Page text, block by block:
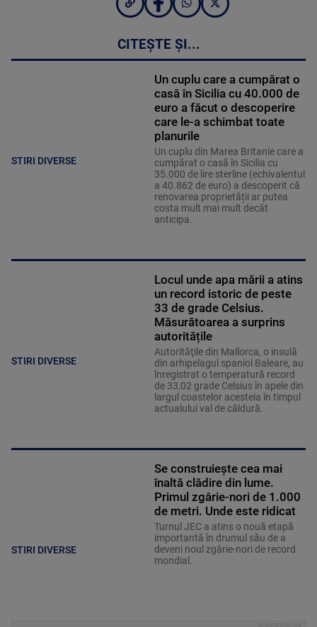
CITEȘTE ȘI...
STIRI DIVERSE
Un cuplu care a cumpărat o
casă în Sicilia cu 40.000 de
euro a făcut o descoperire
care le-a schimbat toate
planurile
Un cuplu din Marea Britanie care a
cumpărat o casă în Sicilia cu
35.000 de lire sterline (echivalentul
a 40.862 de euro) a descoperit că
renovarea proprietății ar putea
costa mult mai mult decât
anticipa.
STIRI DIVERSE
Locul unde apa mării a atins
un record istoric de peste
33 de grade Celsius.
Măsurătoarea a surprins
autoritățile
Autorităţile din Mallorca, o insulă
din arhipelagul spaniol Baleare, au
înregistrat o temperatură record
de 33,02 grade Celsius în apele din
largul coastelor acesteia în timpul
actualului val de căldură.
STIRI DIVERSE
Se construiește cea mai
înaltă clădire din lume.
Primul zgârie-nori de 1.000
de metri. Unde este ridicat
Turnul JEC a atins o nouă etapă
importantă în drumul său de a
deveni noul zgârie-nori de record
mondial.